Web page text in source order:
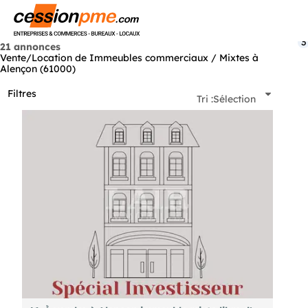
21 annonces
Vente/Location de Immeubles commerciaux / Mixtes à
Alençon (61000)
Filtres
3
Tri :Sélection